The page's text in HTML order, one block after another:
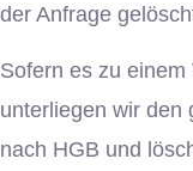
der Anfrage
Sofern es zu
unterliegen wir den
nach HGB und